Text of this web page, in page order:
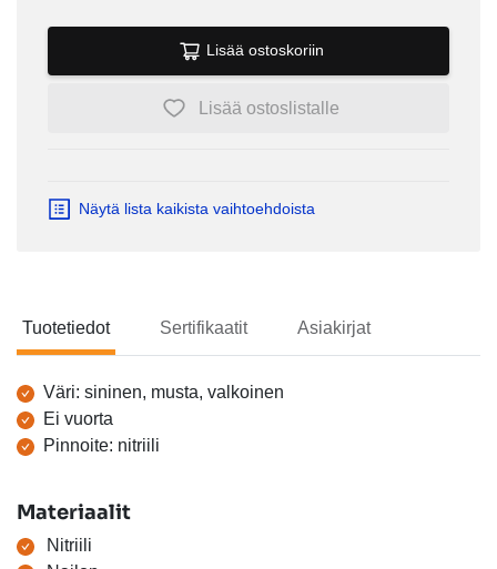
Lisää ostoskoriin
Lisää ostoslistalle
Näytä lista kaikista vaihtoehdoista
Tuotetiedot Sertifikaatit Asiakirjat
Tuotetiedot
Väri: sininen, musta, valkoinen
Ei vuorta
Pinnoite: nitriili
Materiaalit
Nitriili